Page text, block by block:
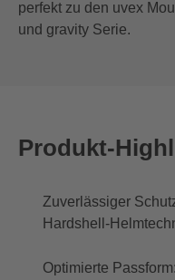
perfekt zu den uvex
und gravity Serie.
Produkt-
Zuverlässiger
Hardshell-
Optimierte